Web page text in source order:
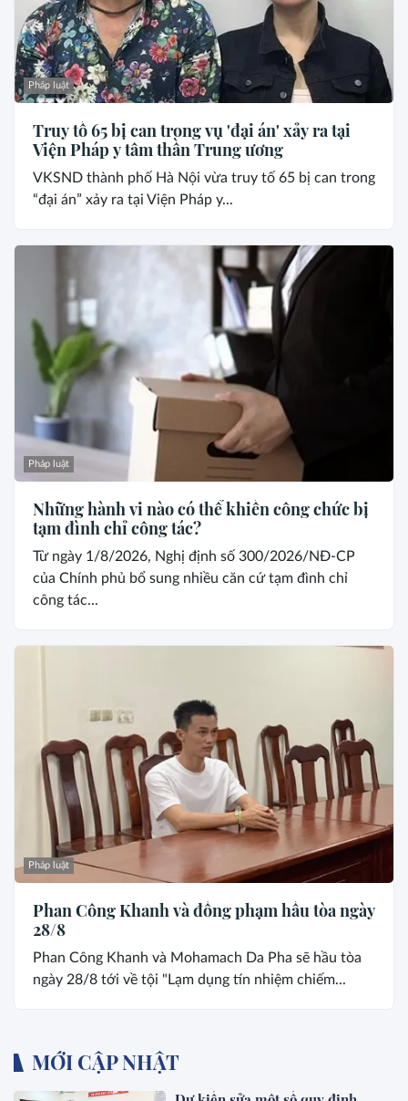
Pháp luật
Truy tố 65 bị can trong vụ 'đại án' xảy ra tại
Viện Pháp y tâm thần Trung ương
VKSND thành phố Hà Nội vừa truy tố 65 bị can trong
“đại án” xảy ra tại Viện Pháp y...
Pháp luật
Những hành vi nào có thể khiến công chức bị
tạm đình chỉ công tác?
Từ ngày 1/8/2026, Nghị định số 300/2026/NĐ-CP
của Chính phủ bổ sung nhiều căn cứ tạm đình chỉ
công tác...
Pháp luật
Phan Công Khanh và đồng phạm hầu tòa ngày
28/8
Phan Công Khanh và Mohamach Da Pha sẽ hầu tòa
ngày 28/8 tới về tội "Lạm dụng tín nhiệm chiếm...
MỚI CẬP NHẬT